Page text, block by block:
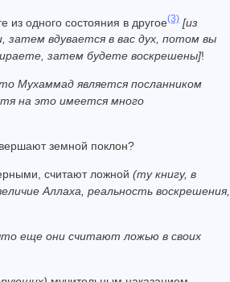
из одного состояния в другое(3) [из
затем вдувается в вас дух, потом вы
затем будете воскрешены]!
Мухаммад является посланником
на это имеется много
земной поклон?
считают ложной (ту книгу, в
Аллаха, реальность воскрешения,
еще они считают ложью в своих